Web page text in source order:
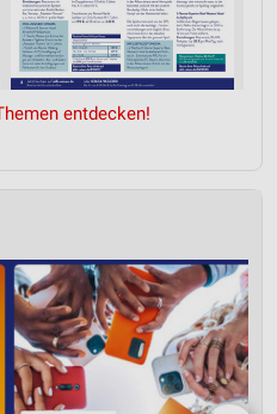
entdecken!